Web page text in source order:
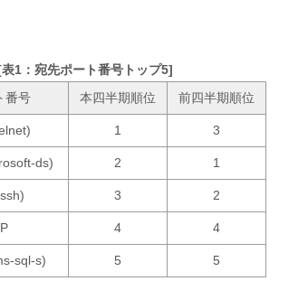
1：宛先ポート番号トップ5]
番号
本四半期順位 前四半期順位
1 3
ds) 2 1
3 2
4 4
sql-s) 5 5